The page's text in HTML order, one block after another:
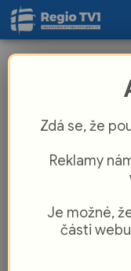
Zámek
Zdá se, že
Reklamy
Je možné,
části